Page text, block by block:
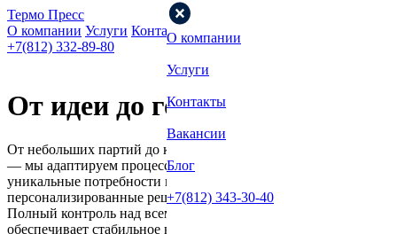
Термо Пресс
О компании Услуги Контакты
+7(812) 332-89-80
О компании
Услуги
Контакты
Вакансии
Блог
+7(812) 343-30-40
От идеи до готового продукта
От небольших партий до крупномасштабного производства
— мы адаптируем процессы, чтобы удовлетворять
уникальные потребности вашего бизнеса, обеспечивая
персонализированные решения
Полный контроль над всем производственным циклом
обеспечивает стабильное высокое качество на каждом этапе.